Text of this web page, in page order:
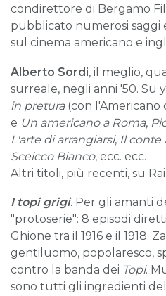
condirettore di Bergamo
pubblicato numerosi saggi
sul cinema americano e
Alberto Sordi, il meglio,
surreale, negli anni '50. Su
in pretura(con l'Americano
e Un americano a Roma,
L'arte di arrangiarsi, Il conte
Sceicco Bianco, ecc. ecc.
Altri titoli, più recenti, su
I topi grigi. Per gli amanti
"protoserie": 8 episodi
Ghione tra il 1916 e il 1918.
gentiluomo, popolaresco,
contro la banda dei Topi.
sono tutti gli ingredienti